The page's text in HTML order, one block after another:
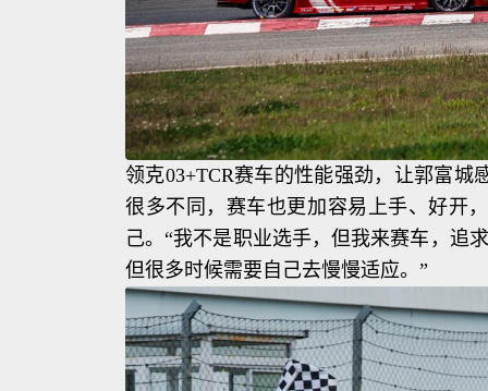
领克03+TCR赛车的性能强劲，让郭富
很多不同，赛车也更加容易上手、好开
己。“我不是职业选手，但我来赛车，追
但很多时候需要自己去慢慢适应。”